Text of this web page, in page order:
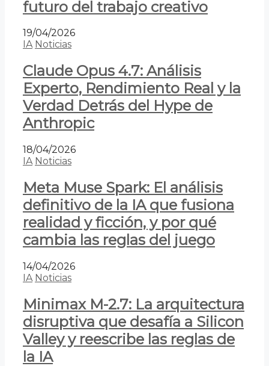
futuro del trabajo creativo
19/04/2026
IA Noticias
Claude Opus 4.7: Análisis
Experto, Rendimiento Real y la
Verdad Detrás del Hype de
Anthropic
18/04/2026
IA Noticias
Meta Muse Spark: El análisis
definitivo de la IA que fusiona
realidad y ficción, y por qué
cambia las reglas del juego
14/04/2026
IA Noticias
Minimax M-2.7: La arquitectura
disruptiva que desafía a Silicon
Valley y reescribe las reglas de
la IA